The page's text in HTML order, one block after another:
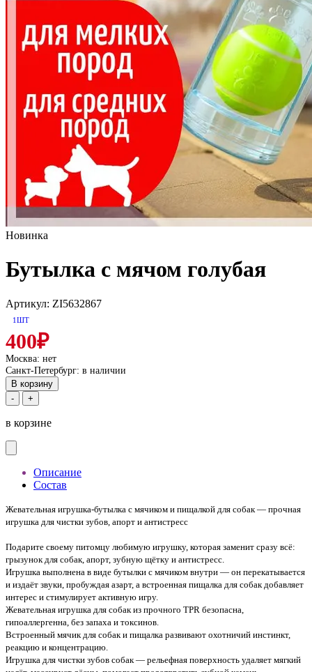
Новинка
Бутылка с мячом голубая
Артикул: ZI5632867
1ШТ
400₽
Москва: нет
Санкт-Петербург: в наличии
В корзину
-
+
в корзине
Описание
Состав
Жевательная игрушка-бутылка с мячиком и пищалкой для собак — прочная
игрушка для чистки зубов, апорт и антистресс
Подарите своему питомцу любимую игрушку, которая заменит сразу всё:
грызунок для собак, апорт, зубную щётку и антистресс.
Игрушка выполнена в виде бутылки с мячиком внутри — он перекатывается
и издаёт звуки, пробуждая азарт, а встроенная пищалка для собак добавляет
интерес и стимулирует активную игру.
Жевательная игрушка для собак из прочного TPR безопасна,
гипоаллергенна, без запаха и токсинов.
Встроенный мячик для собак и пищалка развивают охотничий инстинкт,
реакцию и концентрацию.
Игрушка для чистки зубов собак — рельефная поверхность удаляет мягкий